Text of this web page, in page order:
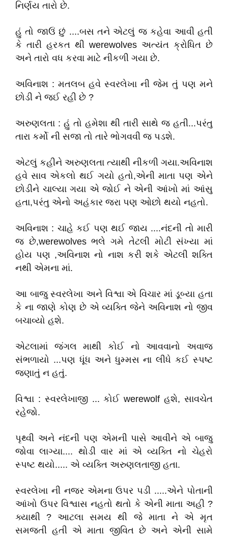
નિર્ણય તારો છે.
હું તો જાઉં છું ....બસ તને એટલું જ કહેવા આવી હતી
કે તારી હરકત થી werewolves અત્યંત ક્રોધિત છે
અને તારો વધ કરવા માટે નીકળી ગયા છે.
અવિનાશ : મતલબ હવે સ્વરલેખા ની જેમ તું પણ મને
છોડી ને જઈ રહી છે ?
અરુણલતા : હું તો હમેશા થી તારી સાથે જ હતી...પરંતુ
તારા કર્મો ની સજા તો તારે ભોગવવી જ પડશે.
એટલું કહીને અરુણલતા ત્યાથી નીકળી ગયા.અવિનાશ
હવે સાવ એકલો થઈ ગયો હતો,એની માતા પણ એને
છોડીને ચાલ્યા ગયા એ જોઈ ને એની આંખો માં આંસુ
હતા,પરંતુ એનો અહંકાર જરા પણ ઓછો થયો નહતો.
અવિનાશ : ચાહે કઈ પણ થઈ જાય ....નંદની તો મારી
જ છે,werewolves ભલે ગમે તેટલી મોટી સંખ્યા માં
હોય પણ ,અવિનાશ નો નાશ કરી શકે એટલી શક્તિ
નથી એમના માં.
આ બાજુ સ્વરલેખા અને વિશ્વા એ વિચાર માં ડૂબ્યા હતા
કે ના જાણે કોણ છે એ વ્યક્તિ જેને અવિનાશ નો જીવ
બચાવ્યો હશે.
એટલામાં જંગલ માથી કોઈ નો આવવાનો અવાજ
સંભળાયો ...પણ ધૂંધ અને ધુમ્મસ ના લીધે કઈ સ્પષ્ટ
જણાતું ન હતું.
વિશ્વા : સ્વરલેખાજી ... કોઈ werewolf હશે, સાવચેત
રહેજો.
પૃથ્વી અને નંદની પણ એમની પાસે આવીને એ બાજુ
જોવા લાગ્યા.... થોડી વાર માં એ વ્યક્તિ નો ચેહરો
સ્પષ્ટ થયો..... એ વ્યક્તિ અરુણલતાજી હતા.
સ્વરલેખા ની નજર એમના ઉપર પડી .....એને પોતાની
આંખો ઉપર વિશ્વાસ નહતો થતો કે એની માતા અહી ?
ક્યાથી ? આટલા સમય થી જે માતા ને એ મૃત
સમજતી હતી એ માતા જીવિત છે અને એની સામે